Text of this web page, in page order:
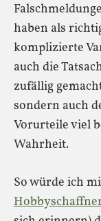
haben als
komplizierte
auch die
zufällig
sondern auch
Vorurteile viel
Wahrheit.
So würde ich